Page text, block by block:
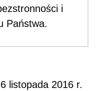
i
Państwa.
listopada 2016 r.